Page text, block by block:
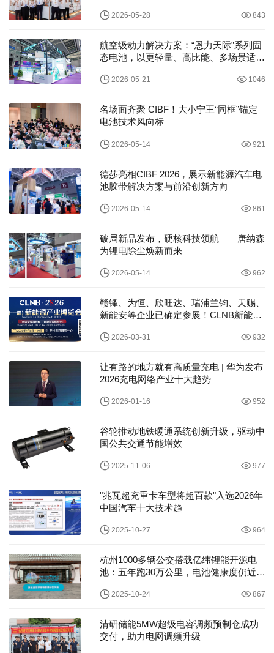
2026-05-28 843
航空级动力解决方案：“恩力天际”系列固
态电池，以更轻量、高比能、多场景适配
2026-05-21 1046
名场面齐聚 CIBF！大小宁王“同框”锚定
电池技术风向标
2026-05-14 921
德莎亮相CIBF 2026，展示新能源汽车电
池胶带解决方案与前沿创新方向
2026-05-14 861
破局新品发布，硬核科技领航——唐纳森
为锂电除尘焕新而来
2026-05-14 962
赣锋、为恒、欣旺达、瑞浦兰钧、天赐、
新能安等企业已确定参展！CLNB新能源
2026-03-31 932
让有路的地方就有高质量充电 | 华为发布
2026充电网络产业十大趋势
2026-01-16 952
谷轮推动地铁暖通系统创新升级，驱动中
国公共交通节能增效
2025-11-06 977
"兆瓦超充重卡车型将超百款"入选2026年
中国汽车十大技术趋
2025-10-27 964
杭州1000多辆公交搭载亿纬锂能开源电
池：五年跑30万公里，电池健康度仍近九
2025-10-24 867
清研储能5MW超级电容调频预制仓成功
交付，助力电网调频升级